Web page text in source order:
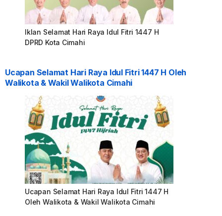
Iklan Selamat Hari Raya Idul Fitri 1447 H
DPRD Kota Cimahi
Ucapan Selamat Hari Raya Idul Fitri 1447 H Oleh
Walikota & Wakil Walikota Cimahi
Ucapan Selamat Hari Raya Idul Fitri 1447 H
Oleh Walikota & Wakil Walikota Cimahi